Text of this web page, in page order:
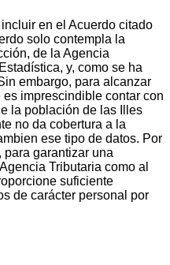
en el Acuerdo citado
solo contempla la
de la Agencia
y, como se ha
embargo, para alcanzar
imprescindible contar con
la población de las Illes
no da cobertura a la
ese tipo de datos. Por
garantizar una
Tributaria como al
suficiente
de carácter personal por